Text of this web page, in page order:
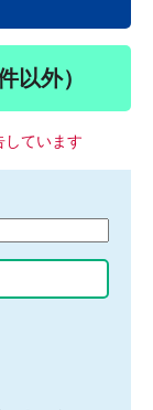
以外）
しています